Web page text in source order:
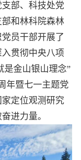
部、科技处党
和林科院森林
员干部开展了
贯彻中央八项
是金山银山理念”
年暨七一主题党
定位观测研究
进力量。